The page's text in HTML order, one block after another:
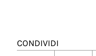
CONDIVIDI